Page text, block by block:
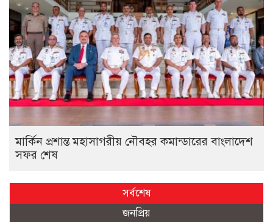
মার্কিন প্রশান্ত মহাসাগরীয় নৌবহর কমান্ডারের বাংলাদেশ
সফর শেষ
সর্বশেষ
জনপ্রিয়